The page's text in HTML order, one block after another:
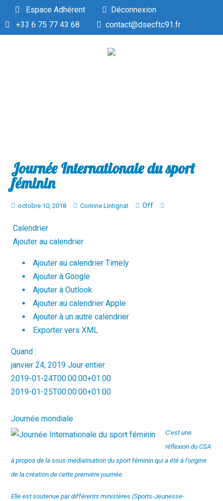
Espace Adhérent
Déconnexion
+33 6 75 77 43 68
contact@dsecftc91.fr
Journée Internationale du sport
féminin
octobre 10, 2018 Corinne Lintignat Off
Calendrier
Ajouter au calendrier
Ajouter au calendrier Timely
Ajouter à Google
Ajouter à Outlook
Ajouter au calendrier Apple
Ajouter à un autre calendrier
Exporter vers XML
Quand :
janvier 24, 2019Jour entier
2019-01-24T00:00:00+01:00
2019-01-25T00:00:00+01:00
Journée mondiale
C’est une
réflexion du CSA
à propos de la sous-médiatisation du sport féminin qui a été à l’origine
de la création de cette première journée.
Elle est soutenue par différents ministères (Sports-Jeunesse-